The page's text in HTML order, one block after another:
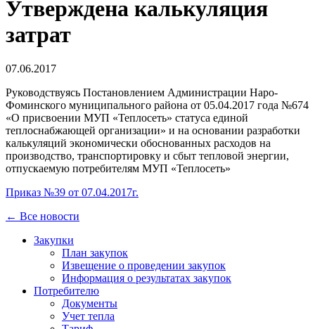
Утверждена калькуляция
затрат
07.06.2017
Руководствуясь Постановлением Администрации Наро-
Фоминского муниципального района от 05.04.2017 года №674
«О присвоении МУП «Теплосеть» статуса единой
теплоснабжающей организации» и на основании разработки
калькуляций экономически обоснованных расходов на
производство, транспортировку и сбыт тепловой энергии,
отпускаемую потребителям МУП «Теплосеть»
Приказ №39 от 07.04.2017г.
← Все новости
Закупки
План закупок
Извещение о проведении закупок
Информация о результатах закупок
Потребителю
Документы
Учет тепла